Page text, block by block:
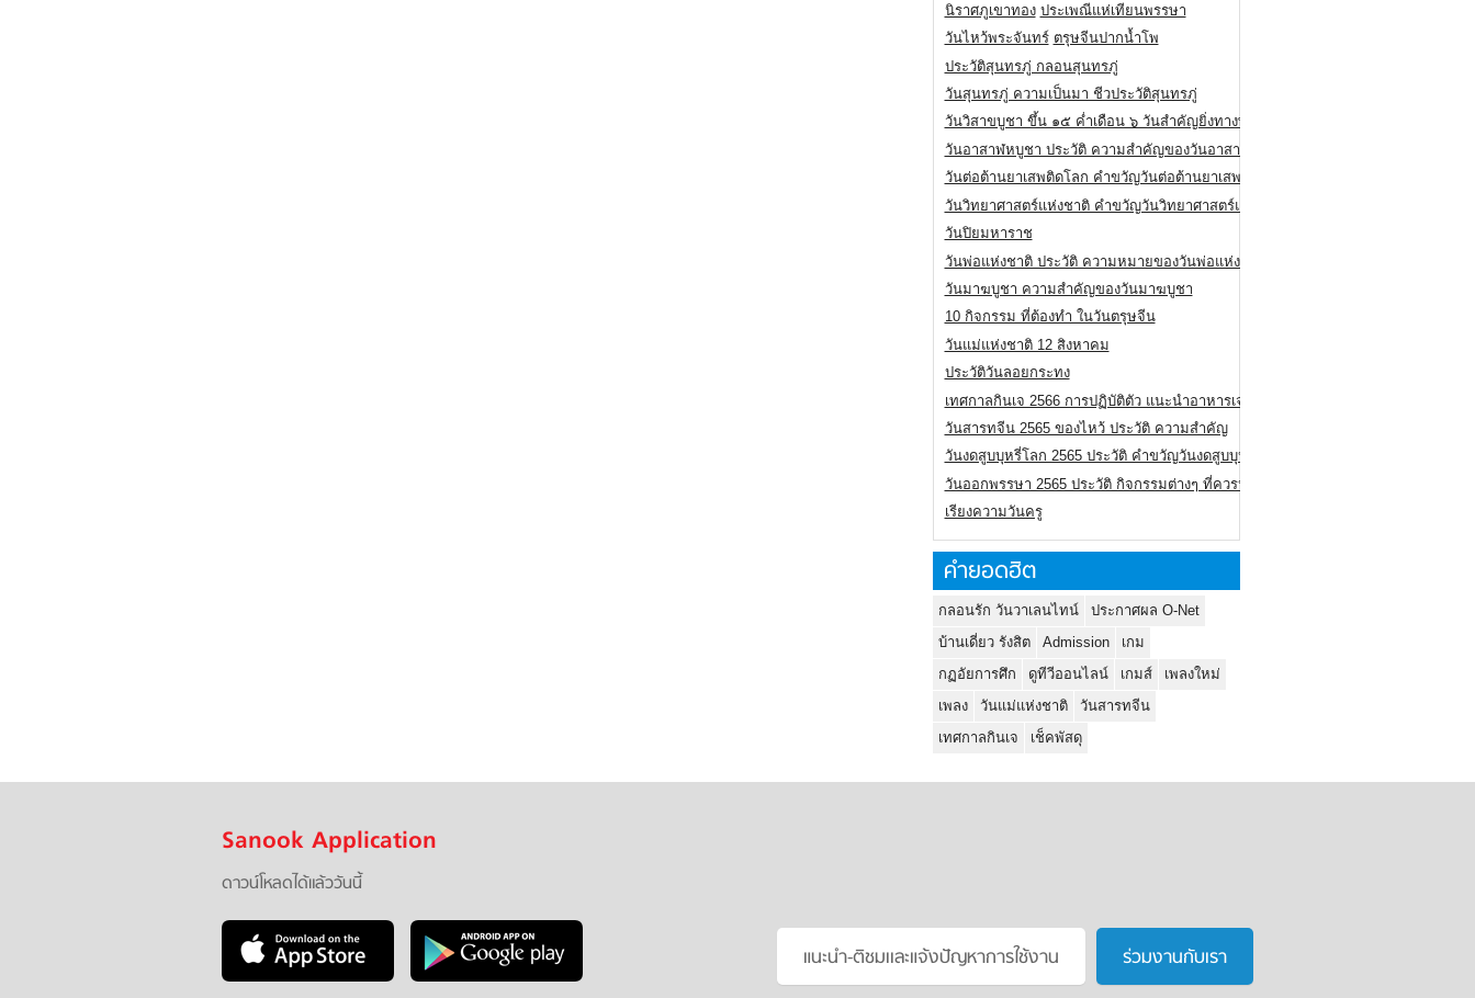
นิราศภูเขาทอง ประเพณีแห่เทียนพรรษา
วันไหว้พระจันทร์ ตรุษจีนปากน้ำโพ
ประวัติสุนทรภู่ กลอนสุนทรภู่
วันสุนทรภู่ ความเป็นมา ชีวประวัติสุนทรภู่
วันวิสาขบูชา ขึ้น ๑๕ ค่ำเดือน ๖ วันสำคัญยิ่งทางพระพุทธศาสนา
วันอาสาฬหบูชา ประวัติ ความสําคัญของวันอาสาฬหบูชา
วันต่อต้านยาเสพติดโลก คำขวัญวันต่อต้านยาเสพติดสากล
วันวิทยาศาสตร์แห่งชาติ คำขวัญวันวิทยาศาสตร์แห่งชาติ
วันปิยมหาราช
วันพ่อแห่งชาติ ประวัติ ความหมายของวันพ่อแห่งชาติ
วันมาฆบูชา ความสำคัญของวันมาฆบูชา
10 กิจกรรม ที่ต้องทำ ในวันตรุษจีน
วันแม่แห่งชาติ 12 สิงหาคม
ประวัติวันลอยกระทง
เทศกาลกินเจ 2566 การปฏิบัติตัว แนะนำอาหารเจ
วันสารทจีน 2565 ของไหว้ ประวัติ ความสำคัญ
วันงดสูบบุหรี่โลก 2565 ประวัติ คำขวัญวันงดสูบบุหรี่โลก
วันออกพรรษา 2565 ประวัติ กิจกรรมต่างๆ ที่ควรปฏิบัติ
เรียงความวันครู
คำยอดฮิต
กลอนรัก วันวาเลนไทน์
ประกาศผล O-Net
บ้านเดี่ยว รังสิต
Admission
เกม
กฏอัยการศึก
ดูทีวีออนไลน์ เกมส์
เพลงใหม่
เพลง
วันแม่แห่งชาติ
วันสารทจีน
เทศกาลกินเจ
เช็คพัสดุ
Sanook Application
ดาวน์โหลดได้แล้ววันนี้
แนะนำ-ติชมเเละแจ้งปัญหาการใช้งาน ร่วมงานกับเรา